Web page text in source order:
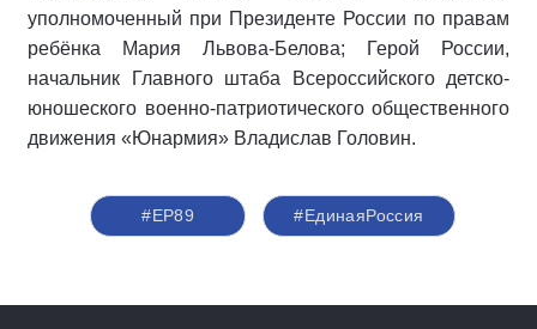
уполномоченный при Президенте России по правам
ребёнка Мария Львова-Белова; Герой России,
начальник Главного штаба Всероссийского детско-
юношеского военно-патриотического общественного
движения «Юнармия» Владислав Головин.
#ЕР89 #‎ЕдинаяРоссия